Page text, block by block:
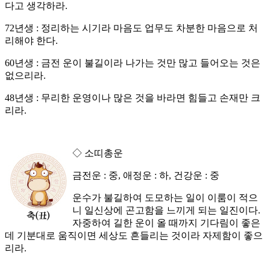
다고 생각하라.
72년생 : 정리하는 시기라 마음도 업무도 차분한 마음으로 처
리해야 한다.
60년생 : 금전 운이 불길이라 나가는 것만 많고 들어오는 것은
없으리라.
48년생 : 무리한 운영이나 많은 것을 바라면 힘들고 손재만 크
리라.
◇ 소띠총운
금전운 : 중, 애정운 : 하, 건강운 : 중
운수가 불길하여 도모하는 일이 이룸이 적으
니 일신상에 곤고함을 느끼게 되는 일진이다.
자중하여 길한 운이 올 때까지 기다림이 좋은
데 기분대로 움직이면 세상도 흔들리는 것이라 자제함이 좋으
리라.